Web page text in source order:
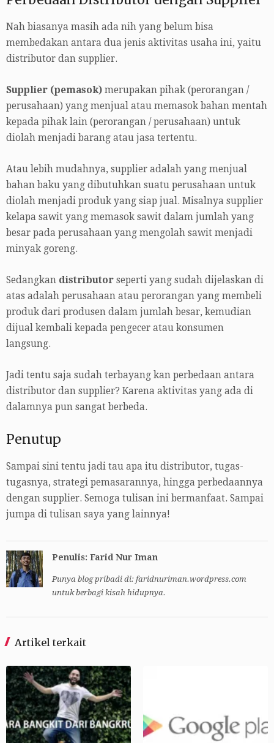
Nah biasanya masih ada nih yang belum bisa
membedakan antara dua jenis aktivitas usaha ini, yaitu
distributor dan supplier.
Supplier (pemasok) merupakan pihak (perorangan /
perusahaan) yang menjual atau memasok bahan mentah
kepada pihak lain (perorangan / perusahaan) untuk
diolah menjadi barang atau jasa tertentu.
Atau lebih mudahnya, supplier adalah yang menjual
bahan baku yang dibutuhkan suatu perusahaan untuk
diolah menjadi produk yang siap jual. Misalnya supplier
kelapa sawit yang memasok sawit dalam jumlah yang
besar pada perusahaan yang mengolah sawit menjadi
minyak goreng.
Sedangkan distributor seperti yang sudah dijelaskan di
atas adalah perusahaan atau perorangan yang membeli
produk dari produsen dalam jumlah besar, kemudian
dijual kembali kepada pengecer atau konsumen
langsung.
Jadi tentu saja sudah terbayang kan perbedaan antara
distributor dan supplier? Karena aktivitas yang ada di
dalamnya pun sangat berbeda.
Penutup
Sampai sini tentu jadi tau apa itu distributor, tugas-
tugasnya, strategi pemasarannya, hingga perbedaannya
dengan supplier. Semoga tulisan ini bermanfaat. Sampai
jumpa di tulisan saya yang lainnya!
Penulis: Farid Nur Iman
Punya blog pribadi di: faridnuriman.wordpress.com
untuk berbagi kisah hidupnya.
Artikel terkait